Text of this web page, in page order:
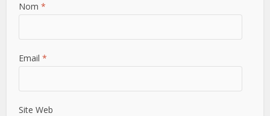
Nom *
Email *
Site Web